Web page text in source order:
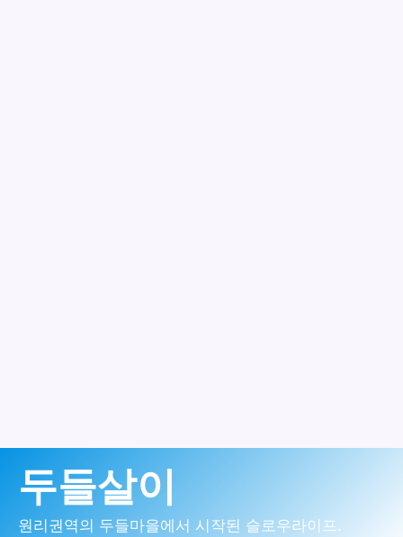
두들살이
원리권역의 두들마을에서 시작된 슬로우라이프.